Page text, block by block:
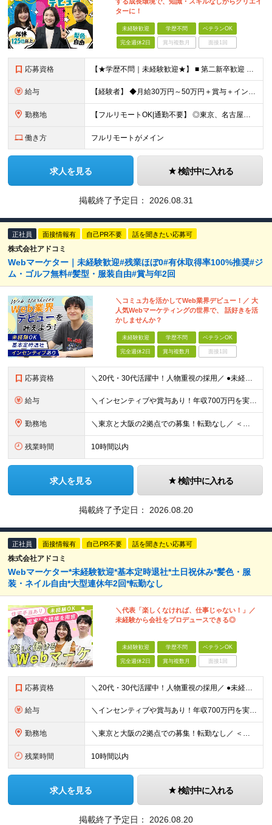
ターに！
未経験歓迎 学歴不問 ベテランOK
完全週休2日 賞与複数月 面接1回
応募資格 【★学歴不問｜未経験歓迎★】 ■ 第二新卒歓迎 ■ フリーター・社会人未経験OK ■ 動画編集経験は一切不問！ ■ タイピングが苦手でもOK！ ＼3つ以上当てはまった方はぜひご応募を／ □ 日
給与 【経験者】 ◆月給30万円～50万円＋賞与＋インセンティブ＋残業代全額支給 【未経験者】 ◆北海道エリア： 月給20万7,984円～＋賞与＋インセンティブ＋残業代全額支給 ◆東北エリア(青森
勤務地 【フルリモートOK|通勤不要】 ◎東京、名古屋、大阪、福岡を中心とした全国のプロジェクト先にて好きな場所で働けます！ ◆本社 東京都渋谷区道玄坂1-12-1 渋谷マークシティ22F ※未経験者は各
働き方 フルリモートがメイン
求人を見る 検討中に入れる
掲載終了予定日： 2026.08.31
正社員 面接情報有 自己PR不要 話を聞きたい応募可
株式会社アドコミ
Webマーケター｜未経験歓迎#残業ほぼ0#有休取得率100%推奨#ジ
ム・ゴルフ無料#髪型・服装自由#賞与年2回
＼コミュ力を活かしてWeb業界デビュー！／ 大
人気Webマーケティングの世界で、 話好きを活
かしませんか？
未経験歓迎 学歴不問 ベテランOK
完全週休2日 賞与複数月 面接1回
応募資格 ＼20代・30代活躍中！人物重視の採用／ ●未経験・第二新卒歓迎 ●学歴・経歴一切不問 ★営業経験者大歓迎！ ～求める人物像～ ◎接客・販売・アパレル・サービス業などの経験がある方 ◎Webマーケテ
給与 ＼インセンティブや賞与あり！年収700万円を実現している社員も在籍／ ＜未経験者＞ 月給26万円～＋インセンティブ＋賞与年2回 ＜Web広告・マーケティング業界経験＞ 月給30万円～＋インセンティ
勤務地 ＼東京と大阪の2拠点での募集！転勤なし／ ＜本社＞ 東京都中央区銀座8-10-8 銀座8丁目10番ビル4階 ★12月にオフィス拡大移転を予定！ 最寄り駅は変わらず新橋駅のまま、現在の倍以上の広さ
残業時間 10時間以内
求人を見る 検討中に入れる
掲載終了予定日： 2026.08.20
正社員 面接情報有 自己PR不要 話を聞きたい応募可
株式会社アドコミ
Webマーケター*未経験歓迎*基本定時退社*土日祝休み*髪色・服
装・ネイル自由*大型連休年2回*転勤なし
＼代表「楽しくなければ、仕事じゃない！」／
未経験から会社をプロデュースできる◎
未経験歓迎 学歴不問 ベテランOK
完全週休2日 賞与複数月 面接1回
応募資格 ＼20代・30代活躍中！人物重視の採用／ ●未経験・第二新卒歓迎 ●学歴・経歴一切不問 ★営業経験者大歓迎！ ～求める人物像～ ◎接客・販売・アパレル・サービス業などの経験がある方 ◎Webマーケテ
給与 ＼インセンティブや賞与あり！年収700万円を実現している社員も在籍／ ＜未経験者＞ 月給26万円～＋インセンティブ＋賞与年2回 ＜Web広告・マーケティング業界経験＞ 月給30万円～＋インセンティ
勤務地 ＼東京と大阪の2拠点での募集！転勤なし／ ＜本社＞ 東京都中央区銀座8-10-8 銀座8丁目10番ビル4階 ★12月にオフィス拡大移転を予定！ 最寄り駅は変わらず新橋駅のまま、現在の倍以上の広さ
残業時間 10時間以内
求人を見る 検討中に入れる
掲載終了予定日： 2026.08.20